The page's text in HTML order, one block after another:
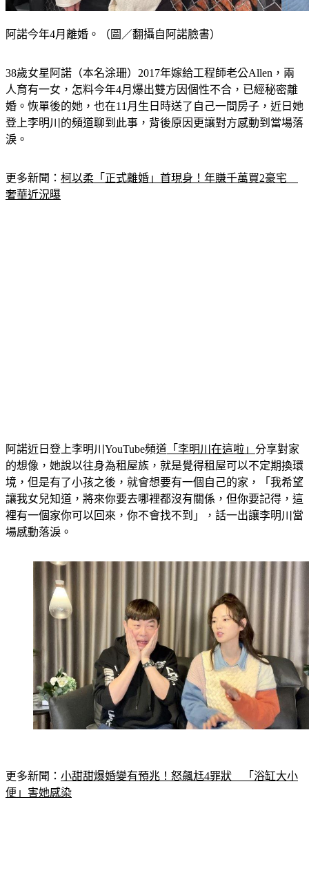
阿諾今年4月離婚。（圖／翻攝自阿諾臉書）
38歲女星阿諾（本名涂珊）2017年嫁給工程師老公Allen，兩
人育有一女，怎料今年4月爆出雙方因個性不合，已經秘密離
婚。恢單後的她，也在11月生日時送了自己一間房子，近日她
登上李明川的頻道聊到此事，背後原因更讓對方感動到當場落
淚。
更多新聞： 柯以柔「正式離婚」首現身！年賺千萬買2豪宅
奢華近況曝
阿諾近日登上李明川YouTube頻道 「李明川在這啦」 分享對家
的想像，她說以往身為租屋族，就是覺得租屋可以不定期換環
境，但是有了小孩之後，就會想要有一個自己的家，「我希望
讓我女兒知道，將來你要去哪裡都沒有關係，但你要記得，這
裡有一個家你可以回來，你不會找不到」，話一出讓李明川當
場感動落淚。
更多新聞： 小甜甜爆婚變有預兆！怒飆尪4罪狀　「浴缸大小
便」害她感染